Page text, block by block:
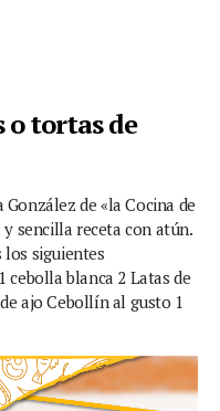
o tortas de
de «la Cocina de
sencilla receta con atún.
los siguientes
blanca 2 Latas de
ajo Cebollín al gusto 1